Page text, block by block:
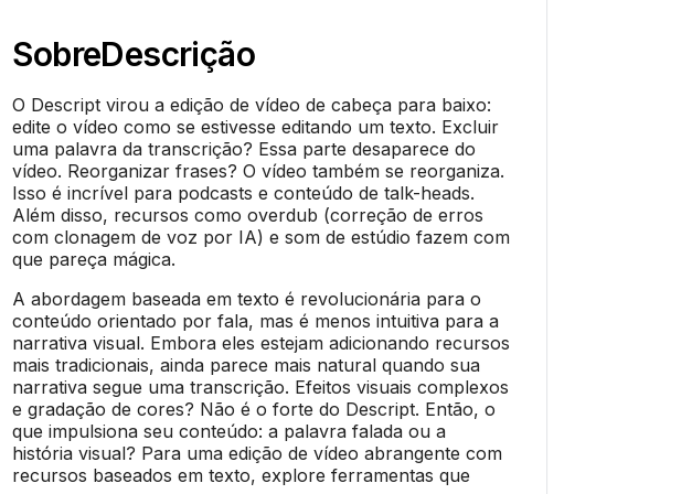
SobreDescrição
O Descript virou a edição de vídeo de cabeça para baixo:
edite o vídeo como se estivesse editando um texto. Excluir
uma palavra da transcrição? Essa parte desaparece do
vídeo. Reorganizar frases? O vídeo também se reorganiza.
Isso é incrível para podcasts e conteúdo de talk-heads.
Além disso, recursos como overdub (correção de erros
com clonagem de voz por IA) e som de estúdio fazem com
que pareça mágica.
A abordagem baseada em texto é revolucionária para o
conteúdo orientado por fala, mas é menos intuitiva para a
narrativa visual. Embora eles estejam adicionando recursos
mais tradicionais, ainda parece mais natural quando sua
narrativa segue uma transcrição. Efeitos visuais complexos
e gradação de cores? Não é o forte do Descript. Então, o
que impulsiona seu conteúdo: a palavra falada ou a
história visual? Para uma edição de vídeo abrangente com
recursos baseados em texto, explore ferramentas que